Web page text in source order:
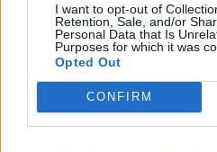
I want to opt-out of
Retention, Sale, and/or
Personal Data that Is
Purposes for which it was
Opted Out
CONFIRM
Codognè
Colle
Conegliano
Cordignano